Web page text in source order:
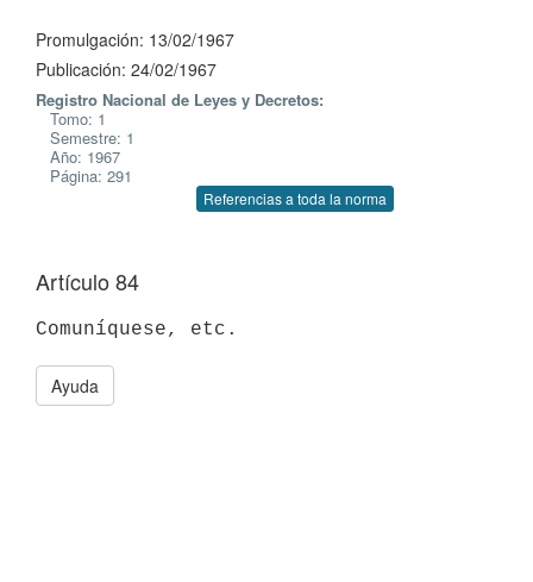
Promulgación: 13/02/1967
Publicación: 24/02/1967
Registro Nacional de Leyes y Decretos:
Tomo: 1
Semestre: 1
Año: 1967
Página: 291
Referencias a toda la norma
Artículo 84
Ayuda